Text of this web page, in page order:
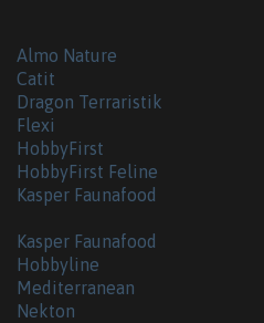
Almo Nature
Catit
Dragon Terraristik
Flexi
HobbyFirst
HobbyFirst Feline
Kasper Faunafood
Kasper Faunafood
Hobbyline
Mediterranean
Nekton